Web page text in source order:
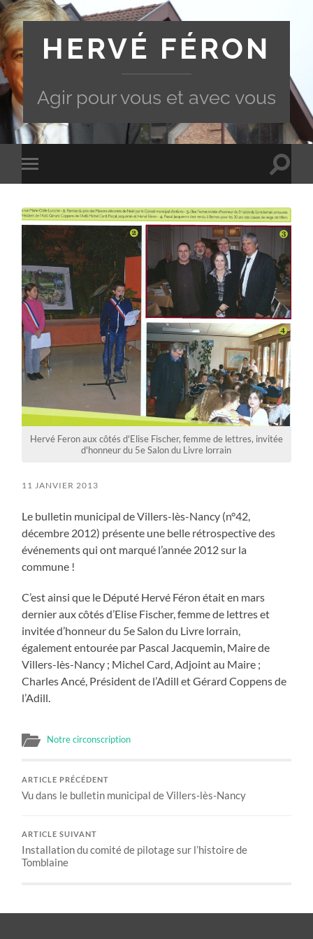
HERVÉ FÉRON
Agir pour vous et avec vous
Toggle
mobile
Toggle
Hervé Feron aux côtés d'Elise Fischer, femme de lettres, invitée
d'honneur du 5e Salon du Livre lorrain
11 JANVIER 2013
Le bulletin municipal de Villers-lès-Nancy (n°42,
décembre 2012) présente une belle rétrospective des
événements qui ont marqué l’année 2012 sur la
commune !
C’est ainsi que le Député Hervé Féron était en mars
dernier aux côtés d’Elise Fischer, femme de lettres et
invitée d’honneur du 5e Salon du Livre lorrain,
également entourée par Pascal Jacquemin, Maire de
Villers-lès-Nancy ; Michel Card, Adjoint au Maire ;
Charles Ancé, Président de l’Adill et Gérard Coppens de
l’Adill.
Notre circonscription
ARTICLE PRÉCÉDENT
Vu dans le bulletin municipal de Villers-lès-Nancy
ARTICLE SUIVANT
Installation du comité de pilotage sur l’histoire de
Tomblaine